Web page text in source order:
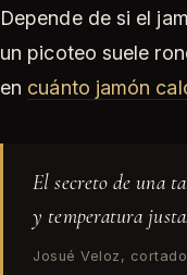
Depende de si el
un picoteo suele
en cuánto jamón
El secreto de una
y temperatura justa.
Josué Veloz,